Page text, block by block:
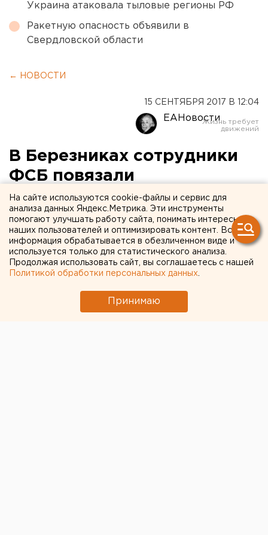
Украина атаковала тыловые регионы РФ
Ракетную опасность объявили в
Свердловской области
← НОВОСТИ
15 СЕНТЯБРЯ 2017 В 12:04
ЕАНовости
В Березниках сотрудники
ФСБ повязали
пенсионерку-взяточницу
В Березниках 67-летнюю женщину будут судить за
коррупцию.
В июне 2017 года женщина, руководящая
некоммерческим фондом помощи животным «Друг»,
неоднократно предлагала 30-летнему мужчине,
приговоренного к исправительным работам, за 20
На сайте используются cookie-файлы и сервис для
анализа данных Яндекс.Метрика. Эти инструменты
помогают улучшать работу сайта, понимать интересы
наших пользователей и оптимизировать контент. Вся
информация обрабатывается в обезличенном виде и
используется только для статистического анализа.
Продолжая использовать сайт, вы соглашаетесь с нашей
Политикой обработки персональных данных
Принимаю